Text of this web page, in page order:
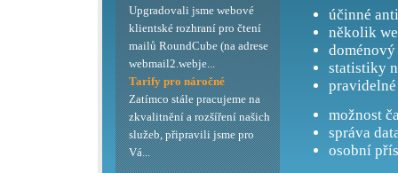
účinné
několik
doménový
statistiky
možnost
správa
osobní
Upgradovali jsme webové
klientské rozhraní pro čtení
mailů RoundCube (na adrese
webmail2.webje...
Tarify pro náročné
Zatímco stále pracujeme na
zkvalitnění a rozšíření našich
služeb, připravili jsme pro
Vá...